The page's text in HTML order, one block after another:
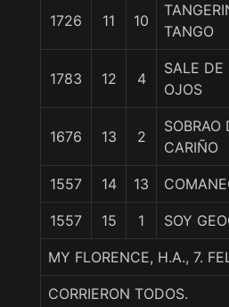
1726 11 10
TANGO
1783 12 4
SALE DE
OJOS
1676 13 2
SOBRAO
CARIÑO
1557 14 13
1557 15 1 SOY
MY FLORENCE, H.A., 7.
CORRIERON TODOS.